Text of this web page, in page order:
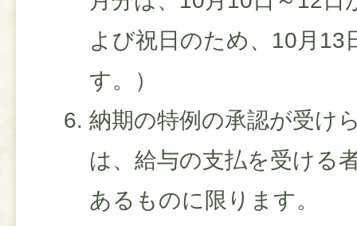
よび祝日のため、10月13
す。）
納期の特例の承認が受け
は、給与の支払を受ける
あるものに限ります。